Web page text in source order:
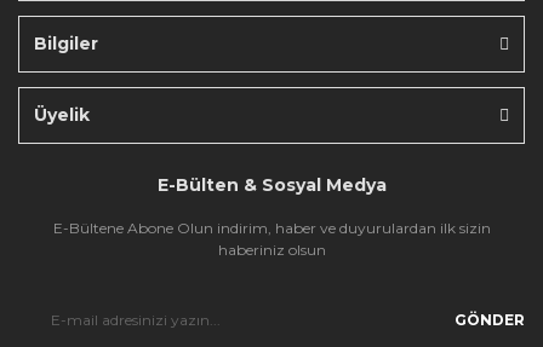
Bilgiler
Üyelik
E-Bülten & Sosyal Medya
E-Bültene Abone Olun indirim, haber ve duyurulardan ilk sizin
haberiniz olsun
GÖNDER